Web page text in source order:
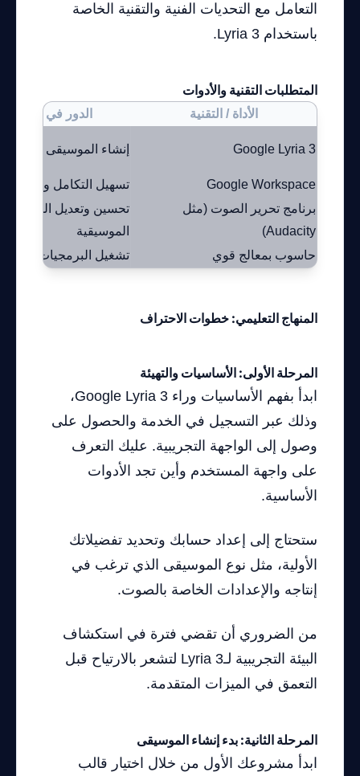
التعامل مع التحديات الفنية والتقنية الخاصة
باستخدام Lyria 3.
المتطلبات التقنية والأدوات
الأداة / التقنية الدور في
Google Lyria 3 إنشاء الموسيقى الذكية
Google Workspace
تسهيل التكامل والاتصال
برنامج تحرير الصوت (مثل
Audacity)
تحسين وتعديل المقاطع
الموسيقية
حاسوب بمعالج قوي
تشغيل البرمجيات بكفاءة
المنهاج التعليمي: خطوات الاحتراف
المرحلة الأولى: الأساسيات والتهيئة
ابدأ بفهم الأساسيات وراء Google Lyria 3،
وذلك عبر التسجيل في الخدمة والحصول على
وصول إلى الواجهة التجريبية. عليك التعرف
على واجهة المستخدم وأين تجد الأدوات
الأساسية.
ستحتاج إلى إعداد حسابك وتحديد تفضيلاتك
الأولية، مثل نوع الموسيقى الذي ترغب في
إنتاجه والإعدادات الخاصة بالصوت.
من الضروري أن تقضي فترة في استكشاف
البيئة التجريبية لـLyria 3 لتشعر بالارتياح قبل
التعمق في الميزات المتقدمة.
المرحلة الثانية: بدء إنشاء الموسيقى
ابدأ مشروعك الأول من خلال اختيار قالب